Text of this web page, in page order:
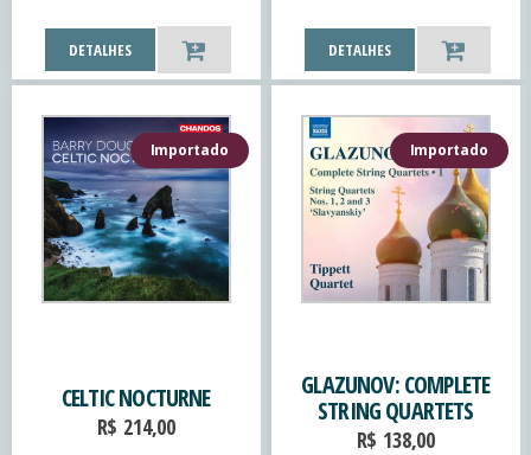
DETALHES DETALHES
Importado
CELTIC NOCTURNE
R$ 214,00
Importado
GLAZUNOV: COMPLETE
STRING QUARTETS
R$ 138,00